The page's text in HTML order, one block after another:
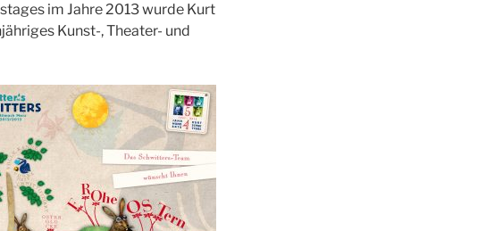
im Jahre 2013 wurde Kurt
Kunst-, Theater- und